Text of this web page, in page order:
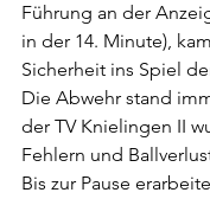
Führung an der
in der 14. Minute),
Sicherheit ins Spiel
Die Abwehr stand
der TV Knielingen II
Fehlern und
Bis zur Pause